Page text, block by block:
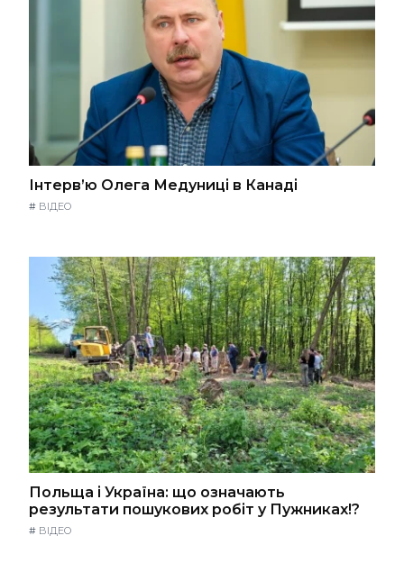
Інтерв’ю Олега Медуниці в Канаді
# ВІДЕО
Польща і Україна: що означають
результати пошукових робіт у Пужниках!?
# ВІДЕО